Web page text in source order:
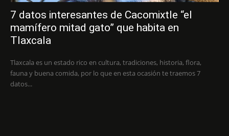
7 datos interesantes de Cacomixtle “el
mamífero mitad gato” que habita en
Tlaxcala
Tlaxcala es un estado rico en cultura, tradiciones, historia, flora,
fauna y buena comida, por lo que en esta ocasión te traemos 7
datos...